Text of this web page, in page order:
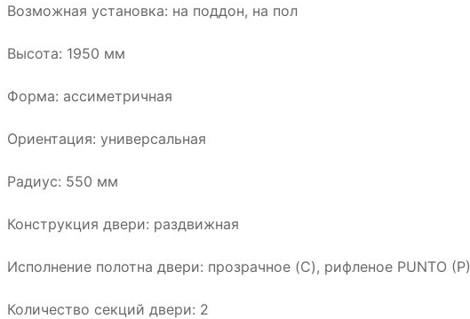
Возможная установка: на поддон, на пол
Высота: 1950 мм
Форма: ассиметричная
Ориентация: универсальная
Радиус: 550 мм
Конструкция двери: раздвижная
Исполнение полотна двери: прозрачное (C), рифленое PUNTO (P)
Количество секций двери: 2